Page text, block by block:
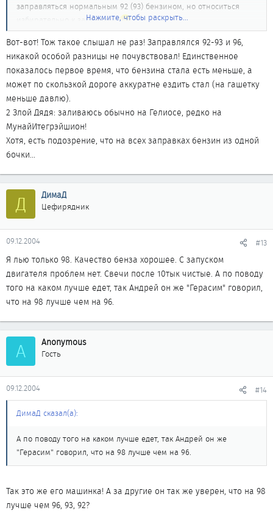
заправляться нормальным 92 (93) бензином, но относиться
избирательно к заправкамНажмите, чтобы раскрыть...
Вот-вот! Тож такое слышал не раз! Заправлялся 92-93 и 96,
никакой особой разницы не почувствовал! Единственное
показалось первое время, что бензина стала есть меньше, а
может по скользкой дороге аккуратне ездить стал (на гашетку
меньше давлю).
2 Злой Дядя: заливаюсь обычно на Гелиосе, редко на
МунайИтегрэйшион!
Хотя, есть подозрение, что на всех заправках бензин из одной
бочки...
Д ДимаД
Цефирядник
09.12.2004 #13
Я лью только 98. Качество бенза хорошее. С запуском
двигателя проблем нет. Свечи после 10тык чистые. А по поводу
того на каком лучше едет, так Андрей он же "Герасим" говорил,
что на 98 лучше чем на 96.
A Anonymous
Гость
09.12.2004 #14
ДимаД сказал(а):
А по поводу того на каком лучше едет, так Андрей он же
"Герасим" говорил, что на 98 лучше чем на 96.
Так это же его машинка! А за другие он так же уверен, что на 98
лучше чем 96, 93, 92?